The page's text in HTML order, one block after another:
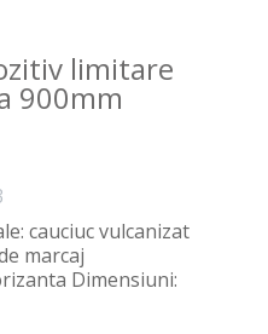
limitare
900mm
cauciuc vulcanizat
marcaj
Dimensiuni: